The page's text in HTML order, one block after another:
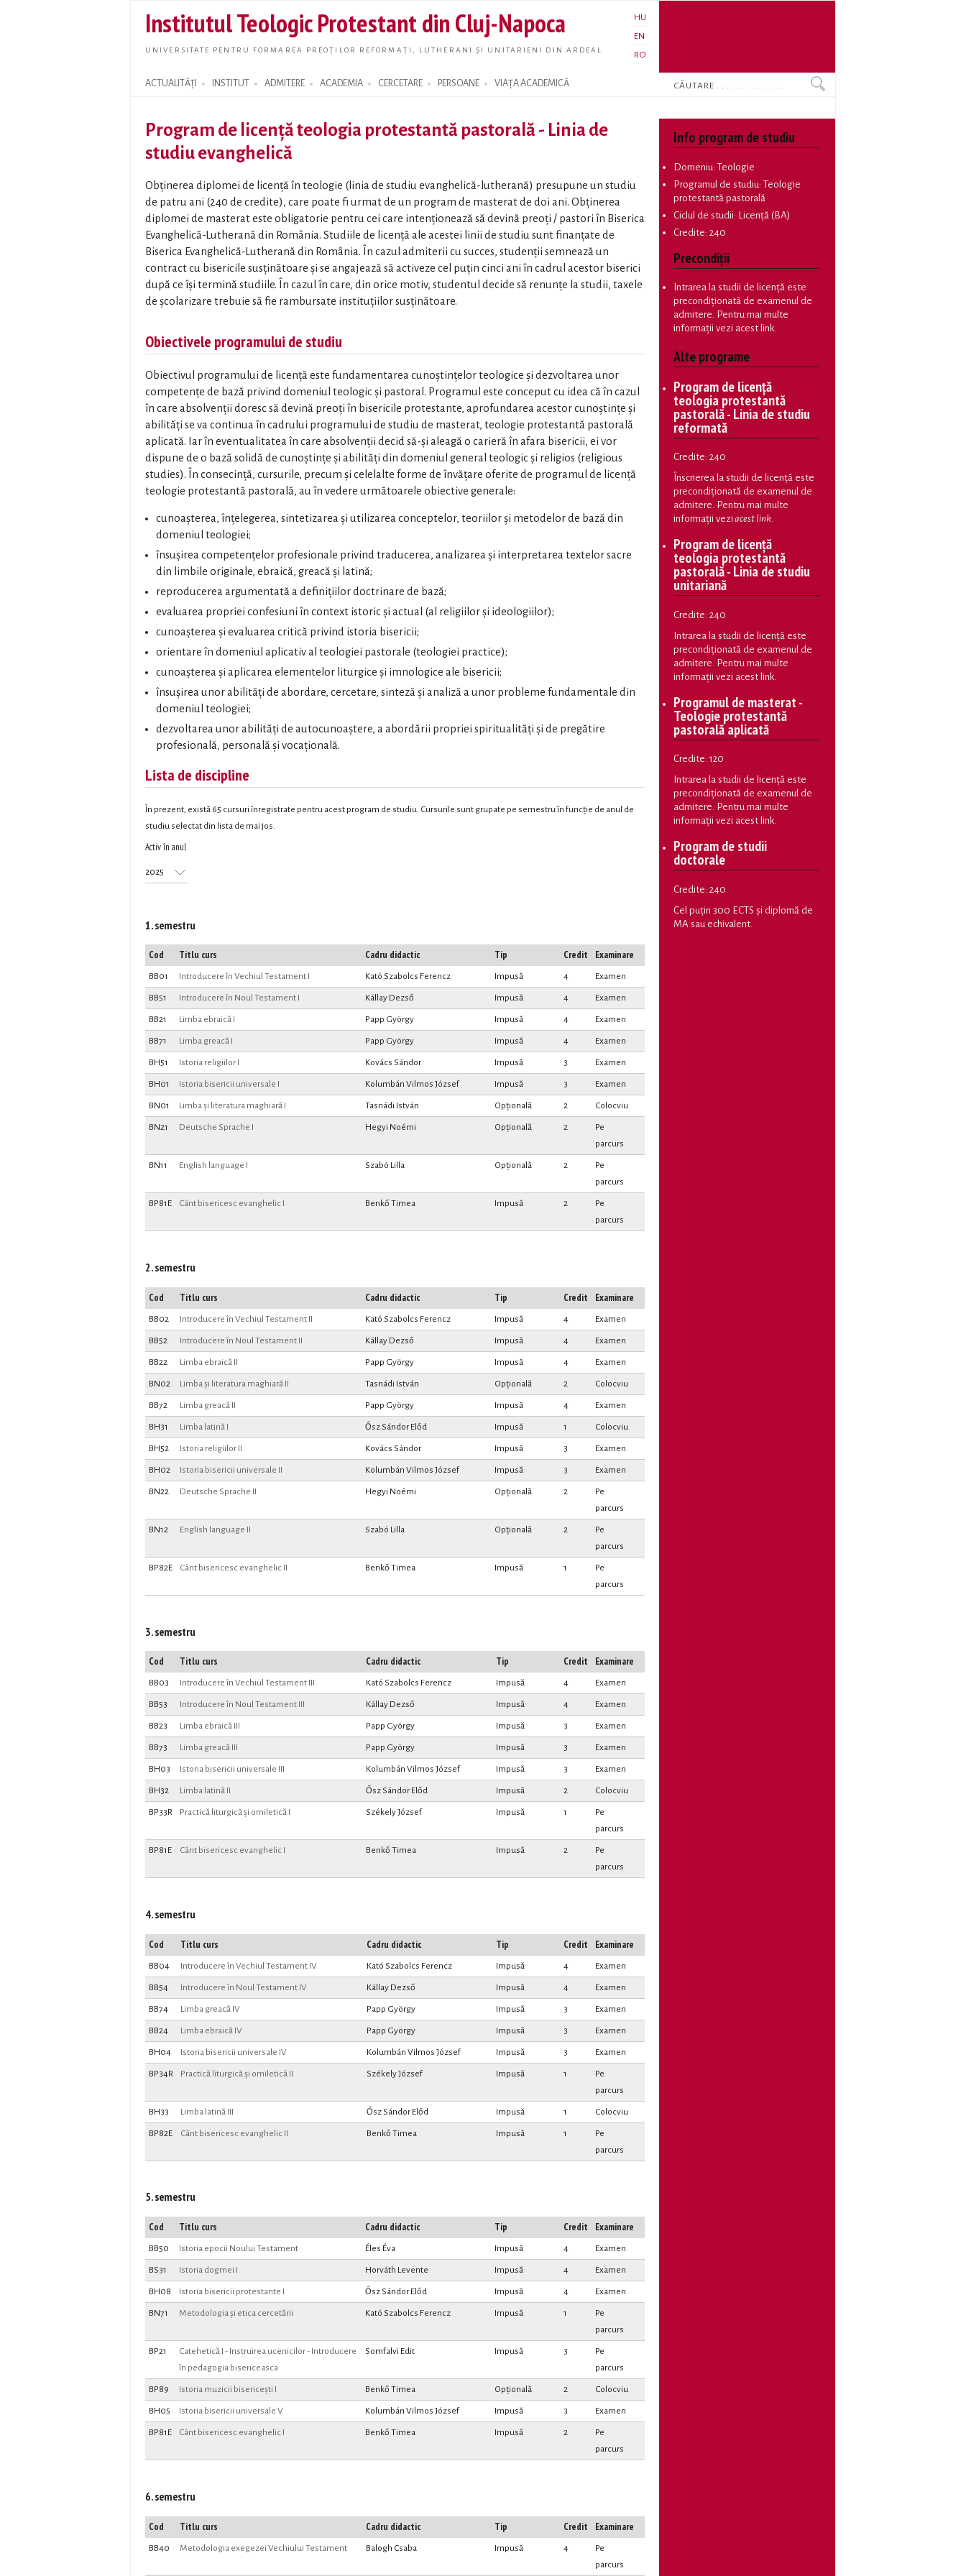
main
content
Institutul Teologic Protestant din Cluj-Napoca
UNIVERSITATE PENTRU FORMAREA PREOȚILOR REFORMAȚI, LUTHERANI ȘI UNITARIENI DIN ARDEAL
HU
EN
RO
ACTUALITĂȚI INSTITUT ADMITERE ACADEMIA CERCETARE PERSOANE VIAȚA ACADEMICĂ
Search form
Search
Program de licență teologia protestantă pastorală - Linia de
studiu evanghelică
Obținerea diplomei de licență în teologie (linia de studiu evanghelică-lutherană) presupune un studiu
de patru ani (240 de credite), care poate fi urmat de un program de masterat de doi ani. Obținerea
diplomei de masterat este obligatorie pentru cei care intenționează să devină preoți / pastori în Biserica
Evanghelică-Lutherană din România. Studiile de licență ale acestei linii de studiu sunt finanțate de
Biserica Evanghelică-Lutherană din România. În cazul admiterii cu succes, studenții semnează un
contract cu bisericile susținătoare și se angajează să activeze cel puțin cinci ani în cadrul acestor biserici
după ce își termină studiile. În cazul în care, din orice motiv, studentul decide să renunțe la studii, taxele
de școlarizare trebuie să fie rambursate instituțiilor susținătoare.
Obiectivele programului de studiu
Obiectivul programului de licență este fundamentarea cunoștințelor teologice și dezvoltarea unor
competențe de bază privind domeniul teologic și pastoral. Programul este conceput cu idea că în cazul
în care absolvenții doresc să devină preoți în bisericile protestante, aprofundarea acestor cunoștințe și
abilități se va continua în cadrului programului de studiu de masterat, teologie protestantă pastorală
aplicată. Iar în eventualitatea în care absolvenții decid să-și aleagă o carieră în afara bisericii, ei vor
dispune de o bază solidă de cunoștințe și abilități din domeniul general teologic și religios (religious
studies). În consecință, cursurile, precum și celelalte forme de învățare oferite de programul de licență
teologie protestantă pastorală, au în vedere următoarele obiective generale:
cunoașterea, înțelegerea, sintetizarea și utilizarea conceptelor, teoriilor și metodelor de bază din
domeniul teologiei;
însușirea competențelor profesionale privind traducerea, analizarea și interpretarea textelor sacre
din limbile originale, ebraică, greacă și latină;
reproducerea argumentată a definițiilor doctrinare de bază;
evaluarea propriei confesiuni în context istoric și actual (al religiilor și ideologiilor);
cunoașterea și evaluarea critică privind istoria bisericii;
orientare în domeniul aplicativ al teologiei pastorale (teologiei practice);
cunoașterea și aplicarea elementelor liturgice și imnologice ale bisericii;
însușirea unor abilități de abordare, cercetare, sinteză și analiză a unor probleme fundamentale din
domeniul teologiei;
dezvoltarea unor abilități de autocunoaștere, a abordării propriei spiritualități și de pregătire
profesională, personală și vocațională.
Lista de discipline
În prezent, există 65 cursuri înregistrate pentru acest program de studiu. Cursurile sunt grupate pe semestru în funcție de anul de
studiu selectat din lista de mai jos.
Activ în anul
Activ în anul
Year
1. semestru
Cod Titlu curs Cadru didactic Tip Credit Examinare
BB01 Introducere în Vechiul Testament I Kató Szabolcs Ferencz Impusă 4 Examen
BB51 Introducere în Noul Testament I Kállay Dezső Impusă 4 Examen
BB21 Limba ebraică I Papp György Impusă 4 Examen
BB71 Limba greacă I Papp György Impusă 4 Examen
BH51 Istoria religiilor I Kovács Sándor Impusă 3 Examen
BH01 Istoria bisericii universale I Kolumbán Vilmos József Impusă 3 Examen
BN01 Limba și literatura maghiară I Tasnádi István Opțională 2 Colocviu
BN21 Deutsche Sprache I Hegyi Noémi Opțională 2
Pe
parcurs
BN11 English language I Szabó Lilla Opțională 2
Pe
parcurs
BP81E Cânt bisericesc evanghelic I Benkő Timea Impusă 2
Pe
parcurs
2. semestru
Cod Titlu curs Cadru didactic Tip Credit Examinare
BB02 Introducere în Vechiul Testament II Kató Szabolcs Ferencz Impusă 4 Examen
BB52 Introducere în Noul Testament II Kállay Dezső Impusă 4 Examen
BB22 Limba ebraică II Papp György Impusă 4 Examen
BN02 Limba și literatura maghiară II Tasnádi István Opțională 2 Colocviu
BB72 Limba greacă II Papp György Impusă 4 Examen
BH31 Limba latină I Ősz Sándor Előd Impusă 1 Colocviu
BH52 Istoria religiilor II Kovács Sándor Impusă 3 Examen
BH02 Istoria bisericii universale II Kolumbán Vilmos József Impusă 3 Examen
BN22 Deutsche Sprache II Hegyi Noémi Opțională 2
Pe
parcurs
BN12 English language II Szabó Lilla Opțională 2
Pe
parcurs
BP82E Cânt bisericesc evanghelic II Benkő Timea Impusă 1
Pe
parcurs
3. semestru
Cod Titlu curs Cadru didactic Tip Credit Examinare
BB03 Introducere în Vechiul Testament III Kató Szabolcs Ferencz Impusă 4 Examen
BB53 Introducere în Noul Testament III Kállay Dezső Impusă 4 Examen
BB23 Limba ebraică III Papp György Impusă 3 Examen
BB73 Limba greacă III Papp György Impusă 3 Examen
BH03 Istoria bisericii universale III Kolumbán Vilmos József Impusă 3 Examen
BH32 Limba latină II Ősz Sándor Előd Impusă 2 Colocviu
BP33R Practică liturgică și omiletică I Székely József Impusă 1
Pe
parcurs
BP81E Cânt bisericesc evanghelic I Benkő Timea Impusă 2
Pe
parcurs
4. semestru
Cod Titlu curs Cadru didactic Tip Credit Examinare
BB04 Introducere în Vechiul Testament IV Kató Szabolcs Ferencz Impusă 4 Examen
BB54 Introducere în Noul Testament IV Kállay Dezső Impusă 4 Examen
BB74 Limba greacă IV Papp György Impusă 3 Examen
BB24 Limba ebraică IV Papp György Impusă 3 Examen
BH04 Istoria bisericii universale IV Kolumbán Vilmos József Impusă 3 Examen
BP34R Practică liturgică și omiletică II Székely József Impusă 1
Pe
parcurs
BH33 Limba latină III Ősz Sándor Előd Impusă 1 Colocviu
BP82E Cânt bisericesc evanghelic II Benkő Timea Impusă 1
Pe
parcurs
5. semestru
Cod Titlu curs Cadru didactic Tip Credit Examinare
BB50 Istoria epocii Noului Testament Éles Éva Impusă 4 Examen
BS31 Istoria dogmei I Horváth Levente Impusă 4 Examen
BH08 Istoria bisericii protestante I Ősz Sándor Előd Impusă 4 Examen
BN71 Metodologia și etica cercetării Kató Szabolcs Ferencz Impusă 1
Pe
parcurs
BP21
Catehetică I - Instruirea ucenicilor - Introducere
în pedagogia bisericeasca
Somfalvi Edit Impusă 3
Pe
parcurs
BP89 Istoria muzicii bisericești I Benkő Timea Opțională 2 Colocviu
BH05 Istoria bisericii universale V Kolumbán Vilmos József Impusă 3 Examen
BP81E Cânt bisericesc evanghelic I Benkő Timea Impusă 2
Pe
parcurs
6. semestru
Cod Titlu curs Cadru didactic Tip Credit Examinare
BB40 Metodologia exegezei Vechiului Testament Balogh Csaba Impusă 4
Pe
parcurs
Info program de studiu
Domeniu: Teologie
Programul de studiu: Teologie
protestantă pastorală
Ciclul de studii: Licență (BA)
Credite: 240
Precondiții
Intrarea la studii de licență este
precondiționată de examenul de
admitere. Pentru mai multe
informații vezi acest link.
Alte programe
Program de licență
teologia protestantă
pastorală - Linia de studiu
reformată
Credite: 240
Înscrierea la studii de licență este
precondiționată de examenul de
admitere. Pentru mai multe
informații vezi acest link
Program de licență
teologia protestantă
pastorală - Linia de studiu
unitariană
Credite: 240
Intrarea la studii de licență este
precondiționată de examenul de
admitere. Pentru mai multe
informații vezi acest link
Programul de masterat -
Teologie protestantă
pastorală aplicată
Credite: 120
Intrarea la studii de licență este
precondiționată de examenul de
admitere. Pentru mai multe
informații vezi acest link.
Program de studii
doctorale
Credite: 240
Cel puțin 300 ECTS și diplomă de
MA sau echivalent.